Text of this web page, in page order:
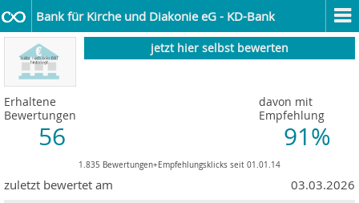
Bank für Kirche und Diakonie eG - KD-Bank
jetzt hier selbst bewerten
Erhaltene
Bewertungen
56
davon mit
Empfehlung
91%
1.835 Bewertungen+Empfehlungsklicks seit 01.01.14
zuletzt bewertet am 03.03.2026